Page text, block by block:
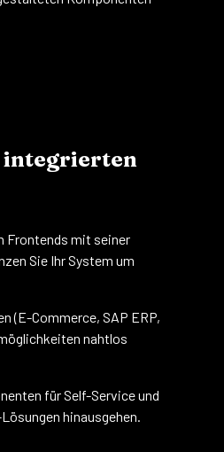
integrierten
Frontends mit seiner
Sie Ihr System um
(E-Commerce, SAP ERP,
nahtlos
für Self-Service und
hinausgehen.